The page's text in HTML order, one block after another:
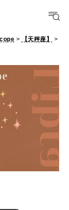
> 【天秤座】
>